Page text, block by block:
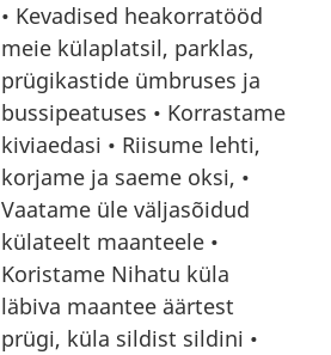
• Kevadised heakorratööd
meie külaplatsil, parklas,
prügikastide ümbruses ja
bussipeatuses • Korrastame
kiviaedasi • Riisume lehti,
korjame ja saeme oksi, •
Vaatame üle väljasõidud
külateelt maanteele •
Koristame Nihatu küla
läbiva maantee äärtest
prügi, küla sildist sildini •